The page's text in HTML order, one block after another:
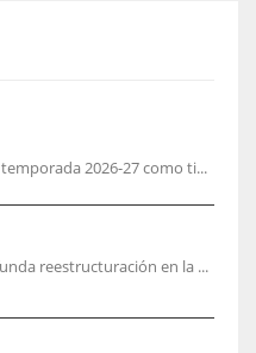
2026-27 como ti...
reestructuración en la ...